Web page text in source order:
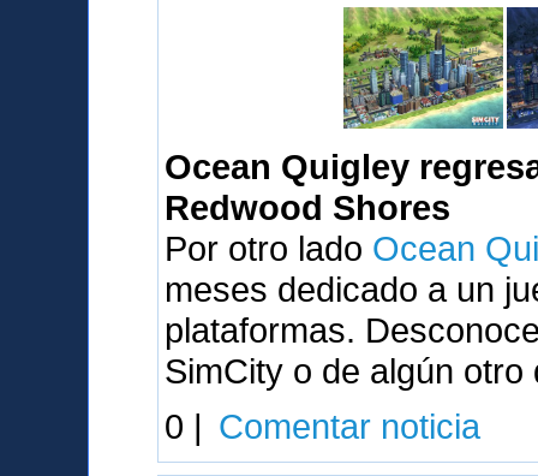
Ocean Quigley
Redwood Shores
Por otro lado Ocean
meses dedicado a un
plataformas.
SimCity o de algún
0 | Comentar noticia